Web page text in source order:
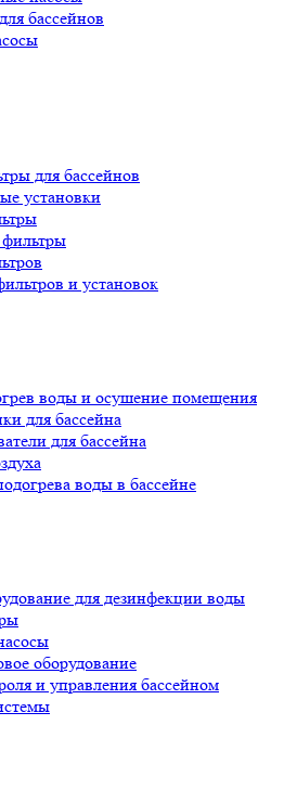
бассейнов
для бассейнов
установки
и установок
воды и осушение помещения
для бассейна
для бассейна
воды в бассейне
для дезинфекции воды
оборудование
и управления бассейном